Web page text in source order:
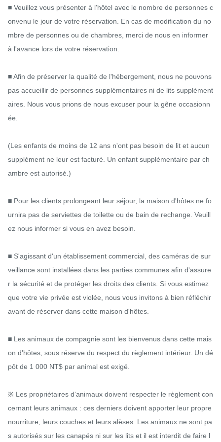
■ Veuillez vous présenter à l'hôtel avec le nombre de personnes c
onvenu le jour de votre réservation. En cas de modification du no
mbre de personnes ou de chambres, merci de nous en informer
à l'avance lors de votre réservation.
■ Afin de préserver la qualité de l'hébergement, nous ne pouvons
pas accueillir de personnes supplémentaires ni de lits supplément
aires. Nous vous prions de nous excuser pour la gêne occasionn
ée.
(Les enfants de moins de 12 ans n'ont pas besoin de lit et aucun
supplément ne leur est facturé. Un enfant supplémentaire par ch
ambre est autorisé.)
■ Pour les clients prolongeant leur séjour, la maison d'hôtes ne fo
urnira pas de serviettes de toilette ou de bain de rechange. Veuill
ez nous informer si vous en avez besoin.
■ S'agissant d'un établissement commercial, des caméras de sur
veillance sont installées dans les parties communes afin d'assure
r la sécurité et de protéger les droits des clients. Si vous estimez
que votre vie privée est violée, nous vous invitons à bien réfléchir
avant de réserver dans cette maison d'hôtes.
■ Les animaux de compagnie sont les bienvenus dans cette mais
on d'hôtes, sous réserve du respect du règlement intérieur. Un dé
pôt de 1 000 NT$ par animal est exigé.
※ Les propriétaires d'animaux doivent respecter le règlement con
cernant leurs animaux : ces derniers doivent apporter leur propre
nourriture, leurs couches et leurs alèses. Les animaux ne sont pa
s autorisés sur les canapés ni sur les lits et il est interdit de faire l